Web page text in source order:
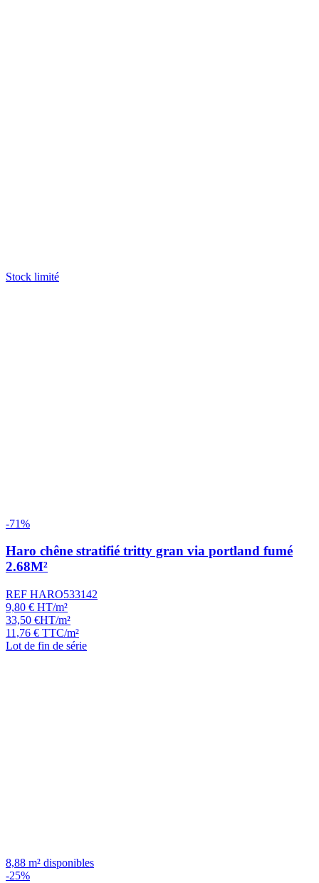
Stock limité
-71%
Haro chêne stratifié tritty gran via portland fumé
2.68M²
REF HARO533142
9,80 € HT/m²
33,50 €HT/m²
11,76 € TTC/m²
Lot de fin de série
8,88 m² disponibles
-25%